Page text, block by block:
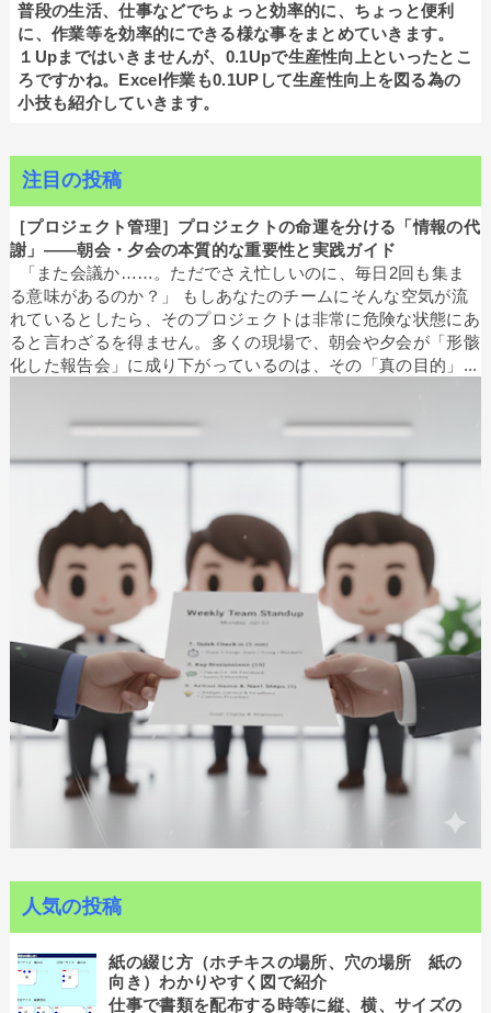
普段の生活、仕事などでちょっと効率的に、ちょっと便利
に、作業等を効率的にできる様な事をまとめていきます。
１Upまではいきませんが、0.1Upで生産性向上といったとこ
ろですかね。Excel作業も0.1UPして生産性向上を図る為の
小技も紹介していきます。
注目の投稿
［プロジェクト管理］プロジェクトの命運を分ける「情報の代
謝」——朝会・夕会の本質的な重要性と実践ガイド
「また会議か……。ただでさえ忙しいのに、毎日2回も集ま
る意味があるのか？」 もしあなたのチームにそんな空気が流
れているとしたら、そのプロジェクトは非常に危険な状態にあ
ると言わざるを得ません。多くの現場で、朝会や夕会が「形骸
化した報告会」に成り下がっているのは、その「真の目的」...
人気の投稿
紙の綴じ方（ホチキスの場所、穴の場所 紙の
向き）わかりやすく図で紹介
仕事で書類を配布する時等に縦、横、サイズの